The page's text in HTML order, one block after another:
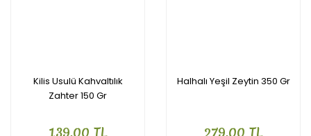
Kilis Usulü Kahvaltılık
Zahter 150 Gr
Halhalı Yeşil Zeytin 350 Gr